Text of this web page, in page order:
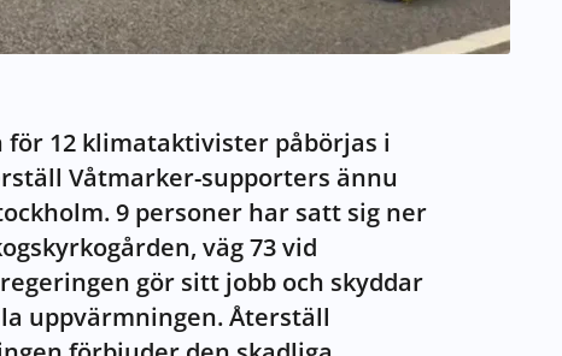
för 12 klimataktivister påbörjas i
Våtmarker-supporters ännu
9 personer har satt sig ner
väg 73 vid
gör sitt jobb och skyddar
uppvärmningen. Återställ